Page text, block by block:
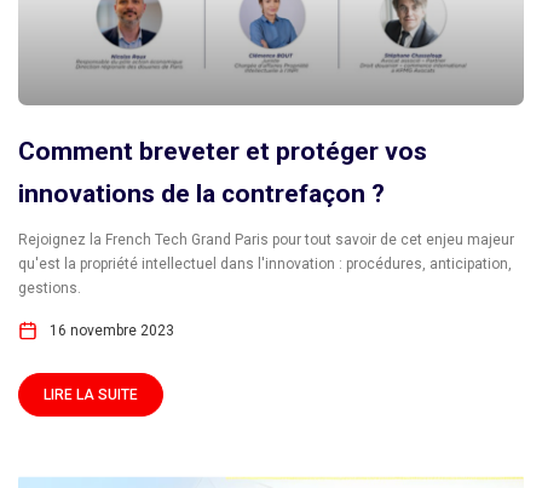
Comment breveter et protéger vos
innovations de la contrefaçon ?
Rejoignez la French Tech Grand Paris pour tout savoir de cet enjeu majeur
qu'est la propriété intellectuel dans l'innovation : procédures, anticipation,
gestions.
16 novembre 2023
LIRE LA SUITE